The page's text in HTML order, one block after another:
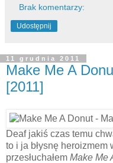
Brak komentarzy:
Udostępnij
11 grudnia 2011
Make Me A
[2011]
Deaf jakiś czas temu
to i ja błysnę heroizmem
przesłuchałem Make Me